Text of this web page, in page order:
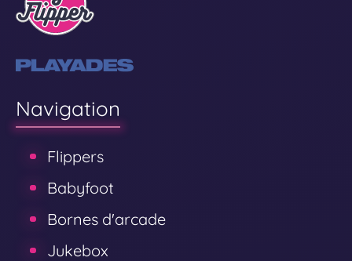
Navigation
Flippers
Babyfoot
Bornes d'arcade
Jukebox